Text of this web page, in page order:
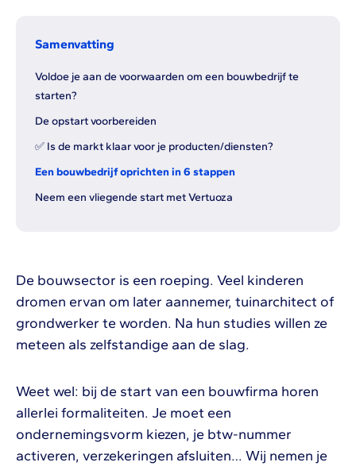
Samenvatting
Voldoe je aan de voorwaarden om een bouwbedrijf te
starten?
De opstart voorbereiden
✅ Is de markt klaar voor je producten/diensten?
Een bouwbedrijf oprichten in 6 stappen
Neem een vliegende start met Vertuoza
De bouwsector is een roeping. Veel kinderen
dromen ervan om later aannemer, tuinarchitect of
grondwerker te worden. Na hun studies willen ze
meteen als zelfstandige aan de slag.
Weet wel: bij de start van een bouwfirma horen
allerlei formaliteiten. Je moet een
ondernemingsvorm kiezen, je btw-nummer
activeren, verzekeringen afsluiten… Wij nemen je